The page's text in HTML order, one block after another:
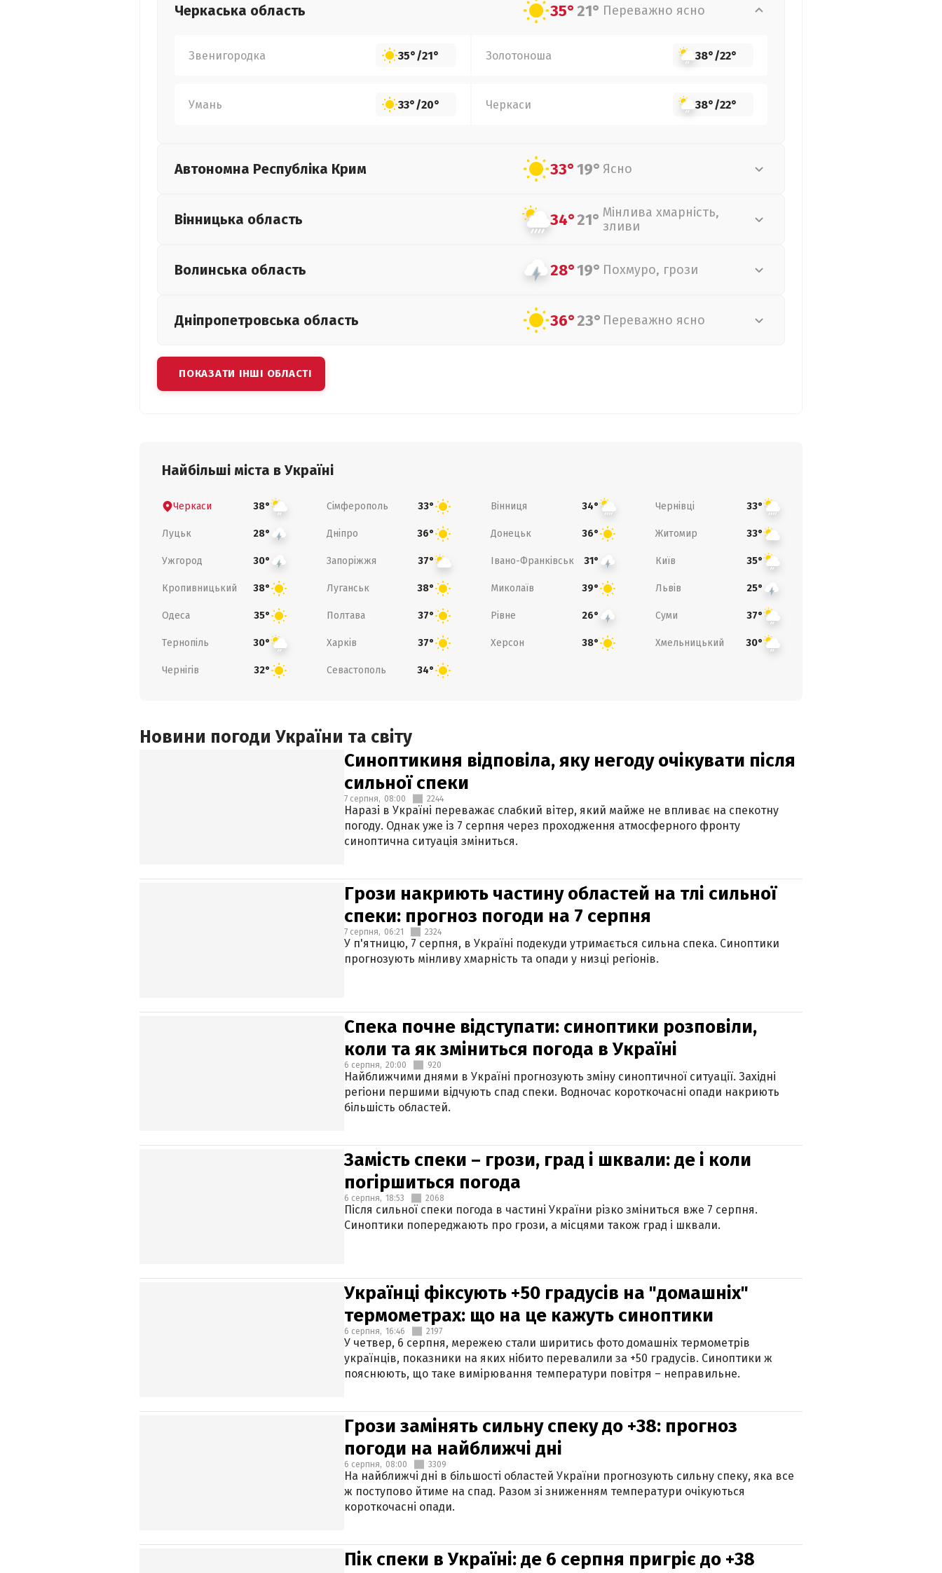
Черкаська область 35°21° Переважно ясно
Звенигородка 35°/21° Золотоноша 38°/22°
Умань 33°/20° Черкаси 38°/22°
Автономна Республіка Крим 33°19° Ясно
Вінницька область 34°21° Мінлива хмарність,
зливи
Волинська область 28°19° Похмуро, грози
Дніпропетровська область 36°23° Переважно ясно
ПОКАЗАТИ ІНШІ ОБЛАСТІ
Найбільші міста в Україні
Черкаси 38° Сімферополь 33° Вінниця 34° Чернівці 33°
Луцьк 28° Дніпро 36° Донецьк 36° Житомир 33°
Ужгород 30° Запоріжжя 37° Івано-Франківськ 31° Київ 35°
Кропивницький 38° Луганськ 38° Миколаїв 39° Львів 25°
Одеса 35° Полтава 37° Рівне 26° Суми 37°
Тернопіль 30° Харків 37° Херсон 38° Хмельницький 30°
Чернігів 32° Севастополь 34°
Новини погоди України та світу
Синоптикиня відповіла, яку негоду очікувати після
сильної спеки
7 серпня, 08:00 2244
Наразі в Україні переважає слабкий вітер, який майже не впливає на спекотну
погоду. Однак уже із 7 серпня через проходження атмосферного фронту
синоптична ситуація зміниться.
Грози накриють частину областей на тлі сильної
спеки: прогноз погоди на 7 серпня
7 серпня, 06:21 2324
У п'ятницю, 7 серпня, в Україні подекуди утримається сильна спека. Синоптики
прогнозують мінливу хмарність та опади у низці регіонів.
Спека почне відступати: синоптики розповіли,
коли та як зміниться погода в Україні
6 серпня, 20:00 920
Найближчими днями в Україні прогнозують зміну синоптичної ситуації. Західні
регіони першими відчують спад спеки. Водночас короткочасні опади накриють
більшість областей.
Замість спеки – грози, град і шквали: де і коли
погіршиться погода
6 серпня, 18:53 2068
Після сильної спеки погода в частині України різко зміниться вже 7 серпня.
Синоптики попереджають про грози, а місцями також град і шквали.
Українці фіксують +50 градусів на "домашніх"
термометрах: що на це кажуть синоптики
6 серпня, 16:46 2197
У четвер, 6 серпня, мережею стали ширитись фото домашніх термометрів
українців, показники на яких нібито перевалили за +50 градусів. Синоптики ж
пояснюють, що таке вимірювання температури повітря – неправильне.
Грози замінять сильну спеку до +38: прогноз
погоди на найближчі дні
6 серпня, 08:00 3309
На найближчі дні в більшості областей України прогнозують сильну спеку, яка все
ж поступово йтиме на спад. Разом зі зниженням температури очікуються
короткочасні опади.
Пік спеки в Україні: де 6 серпня пригріє до +38